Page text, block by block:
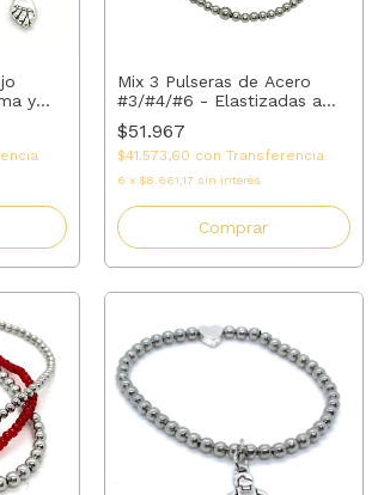
y
Mix 3 Pulseras de Acero
#3/#4/#6 - Elastizadas a
Medida
$51.967
$41.573,60 con Transferencia
6 x $8.661,17 sin interés
Comprar